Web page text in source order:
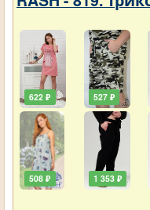
622 ₽
508 ₽
527 ₽
1 353 ₽